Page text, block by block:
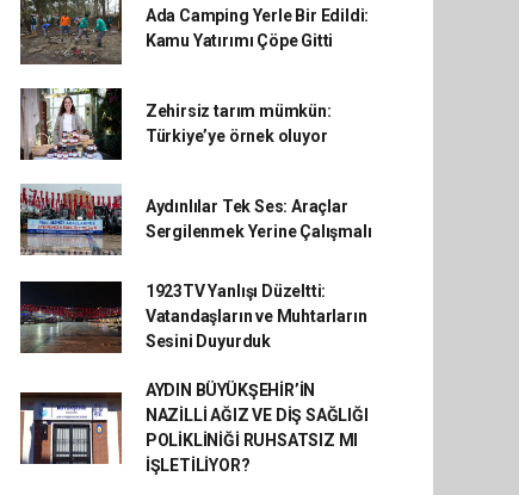
Ada Camping Yerle Bir Edildi:
Kamu Yatırımı Çöpe Gitti
Zehirsiz tarım mümkün:
Türkiye’ye örnek oluyor
Aydınlılar Tek Ses: Araçlar
Sergilenmek Yerine Çalışmalı
1923TV Yanlışı Düzeltti:
Vatandaşların ve Muhtarların
Sesini Duyurduk
AYDIN BÜYÜKŞEHİR’İN
NAZİLLİ AĞIZ VE DİŞ SAĞLIĞI
POLİKLİNİĞİ RUHSATSIZ MI
İŞLETİLİYOR?